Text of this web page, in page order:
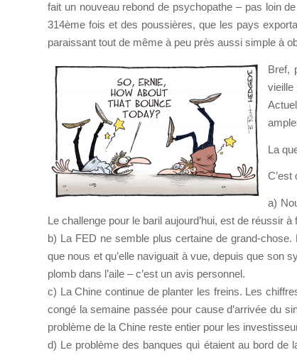
fait un nouveau rebond de psychopathe – pas loin
314ème fois et des poussières, que les pays
paraissant tout de même à peu près aussi simple à
Bref,
vieille
La
C’est
a)
Le challenge pour le baril aujourd’hui, est de réussir
b) La FED ne semble plus certaine de grand-chose.
que nous et qu’elle naviguait à vue, depuis que son
plomb dans l’aile – c’est un avis personnel.
c) La Chine continue de planter les freins. Les
congé la semaine passée pour cause d’arrivée du
problème de la Chine reste entier pour les
d) Le problème des banques qui étaient au bord